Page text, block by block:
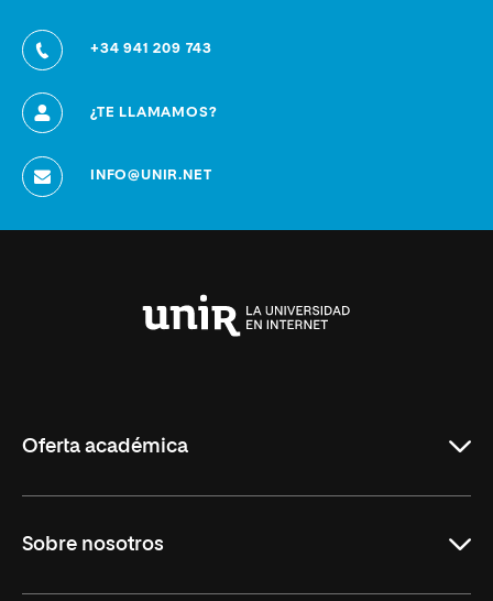
+34 941 209 743
¿TE LLAMAMOS?
INFO@UNIR.NET
Oferta académica
Másteres Oficiales
Sobre nosotros